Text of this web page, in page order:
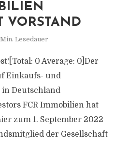
VORSTAND
Min. Lesedauer
0 Average: 0]Der
Einkaufs- und
Deutschland
FCR Immobilien hat
zum 1. September 2022
der Gesellschaft